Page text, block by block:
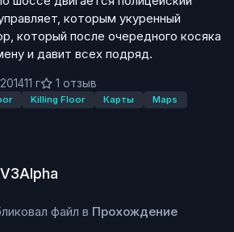
которым укуренный
который после очередного косяка
и давит всех подряд.
11 г 1 отзыв
Killing Floor Карты
Maps
файл в Прохождение